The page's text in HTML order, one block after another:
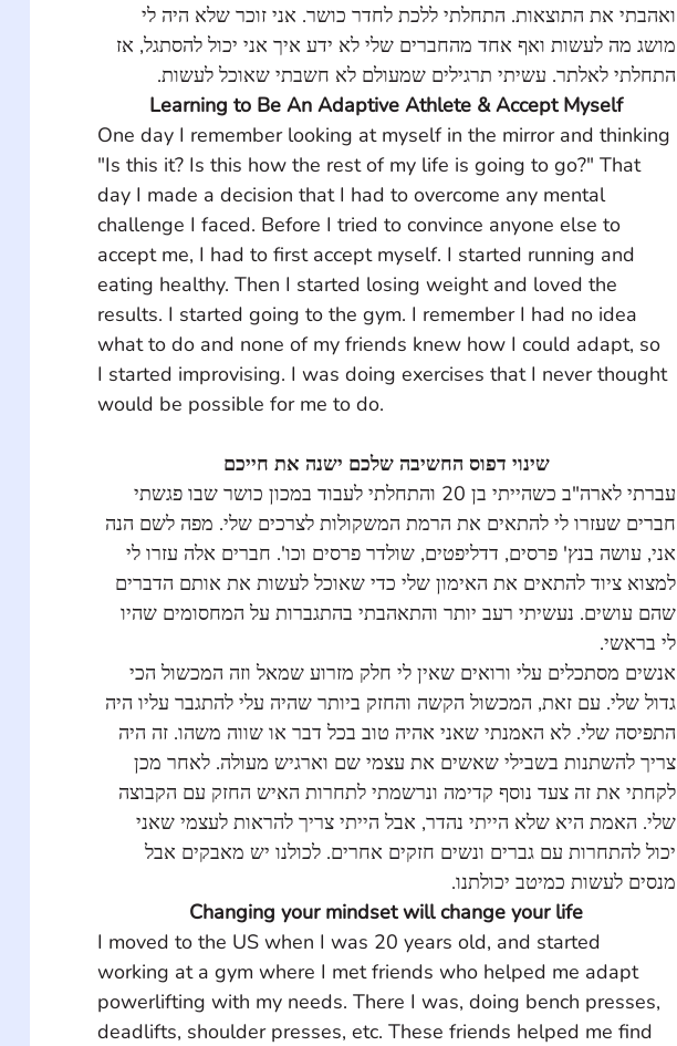
ואהבתי את התוצאות. התחלתי ללכת לחדר כושר. אני זוכר שלא היה לי
מושג מה לעשות ואף אחד מהחברים שלי לא ידע איך אני יכול להסתגל, אז
התחלתי לאלתר. עשיתי תרגילים שמעולם לא חשבתי שאוכל לעשות.
Learning to Be An Adaptive Athlete & Accept Myself
One day I remember looking at myself in the mirror and thinking
"Is this it? Is this how the rest of my life is going to go?" That
day I made a decision that I had to overcome any mental
challenge I faced. Before I tried to convince anyone else to
accept me, I had to first accept myself. I started running and
eating healthy. Then I started losing weight and loved the
results. I started going to the gym. I remember I had no idea
what to do and none of my friends knew how I could adapt, so
I started improvising. I was doing exercises that I never thought
would be possible for me to do.
שינוי דפוס החשיבה שלכם ישנה את חייכם
עברתי לארה"ב כשהייתי בן 20 והתחלתי לעבוד במכון כושר שבו פגשתי
חברים שעזרו לי להתאים את הרמת המשקולות לצרכים שלי. מפה לשם הנה
אני, עושה בנץ' פרסים, דדליפטים, שולדר פרסים וכו'. חברים אלה עזרו לי
למצוא ציוד להתאים את האימון שלי כדי שאוכל לעשות את אותם הדברים
שהם עושים. נעשיתי רעב יותר והתאהבתי בהתגברות על המחסומים שהיו
לי בראשי.
אנשים מסתכלים עלי ורואים שאין לי חלק מזרוע שמאל וזה המכשול הכי
גדול שלי. עם זאת, המכשול הקשה והחזק ביותר שהיה עלי להתגבר עליו היה
התפיסה שלי. לא האמנתי שאני אהיה טוב בכל דבר או שווה משהו. זה היה
צריך להשתנות בשבילי שאשים את עצמי שם וארגיש מעולה. לאחר מכן
לקחתי את זה צעד נוסף קדימה ונרשמתי לתחרות האיש החזק עם הקבוצה
שלי. האמת היא שלא הייתי נהדר, אבל הייתי צריך להראות לעצמי שאני
יכול להתחרות עם גברים ונשים חזקים אחרים. לכולנו יש מאבקים אבל
מנסים לעשות כמיטב יכולתנו.
Changing your mindset will change your life
I moved to the US when I was 20 years old, and started
working at a gym where I met friends who helped me adapt
powerlifting with my needs. There I was, doing bench presses,
deadlifts, shoulder presses, etc. These friends helped me find